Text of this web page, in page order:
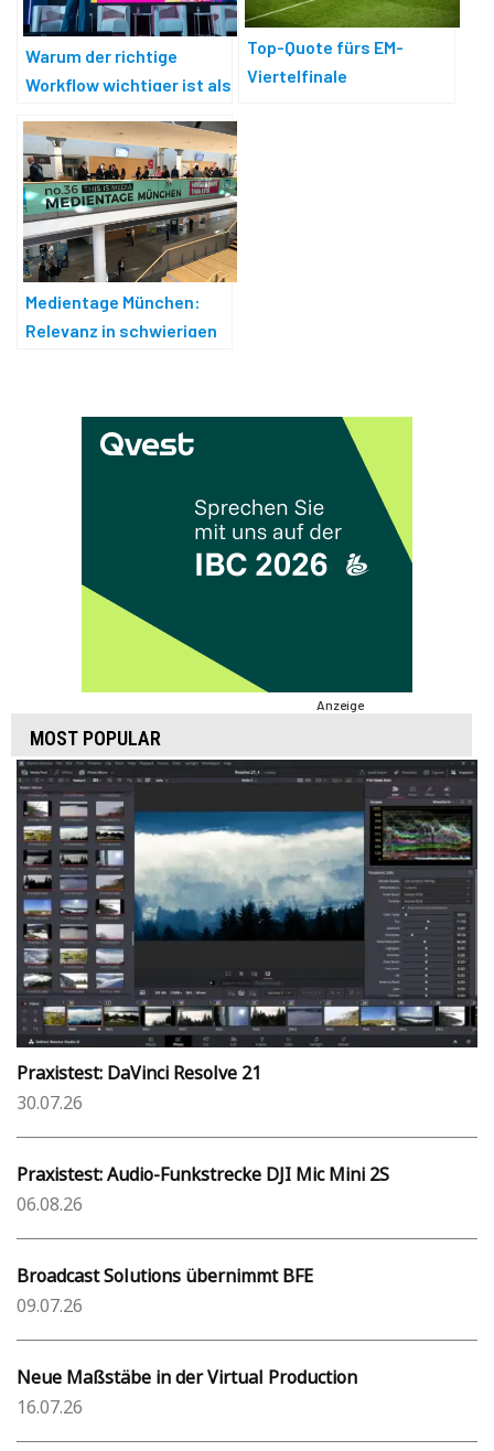
Warum der richtige
Workflow wichtiger ist als
Top-Quote fürs EM-
Viertelfinale
Medientage München:
Relevanz in schwierigen
Anzeige
MOST POPULAR
Praxistest: DaVinci Resolve 21
30.07.26
Praxistest: Audio-Funkstrecke DJI Mic Mini 2S
06.08.26
Broadcast Solutions übernimmt BFE
09.07.26
Neue Maßstäbe in der Virtual Production
16.07.26